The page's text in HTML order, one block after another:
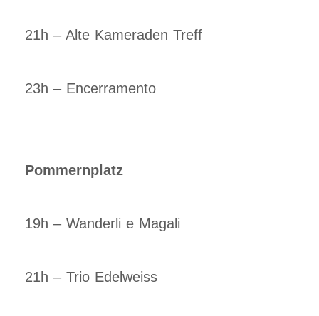
21h – Alte Kameraden Treff
23h – Encerramento
Pommernplatz
19h – Wanderli e Magali
21h – Trio Edelweiss